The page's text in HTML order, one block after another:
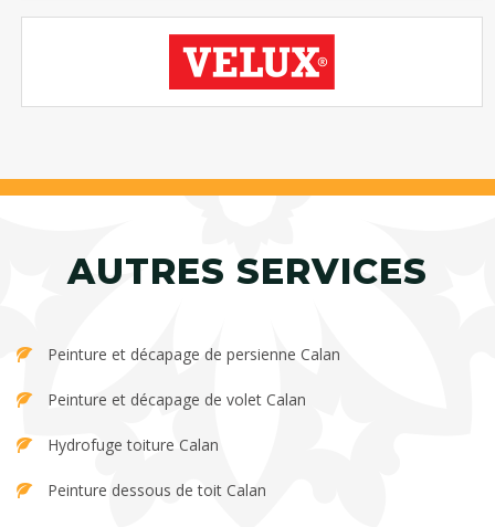
AUTRES SERVICES
Peinture et décapage de persienne Calan
Peinture et décapage de volet Calan
Hydrofuge toiture Calan
Peinture dessous de toit Calan